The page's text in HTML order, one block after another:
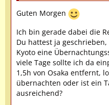
persönlich die
Zum weiteren Planen
Allerdings auch nicht
eine beliebte Reisezeit.
Ihr solltet neben Osaka
auch Kyoto zur
dann hängt es natürlich
Guten Morgen
Ich bin gerade dabei die
Du hattest ja
Kyoto eine
viele Tage sollte ich da
1,5h von Osaka entfernt,
übernachten oder ist ein
ausreichend?